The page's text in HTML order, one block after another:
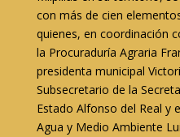
con más de cien
quienes, en coordinación
la Procuraduría Agraria
presidenta municipal
Subsecretario de la
Estado Alfonso del Real y
Agua y Medio Ambiente